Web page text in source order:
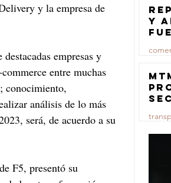
y la empresa de
empresas y
entre muchas
conocimiento,
análisis de lo más
será, de acuerdo a su
F5, presentó su
23 jul
y
23 jul